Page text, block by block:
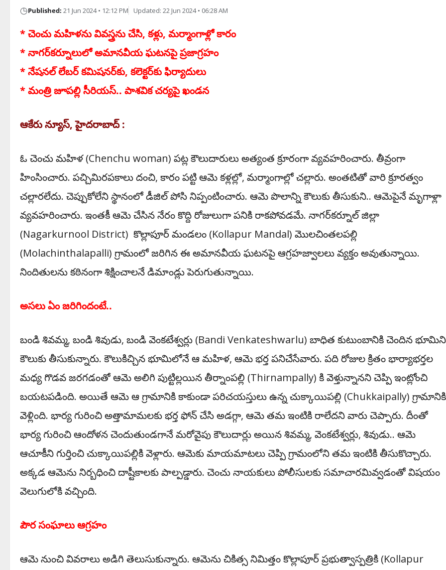
◷Published: 21 Jun 2024 • 12:12 PM Updated: 22 Jun 2024 • 06:28 AM
* చెంచు మ‌హిళ‌ను వివ‌స్త్రను చేసి, క‌ళ్లు, మ‌ర్మాంగాళ్లో కారం
* నాగ‌ర్‌క‌ర్నూలులో అమాన‌వీయ ఘ‌ట‌న‌పై ప్ర‌జాగ్ర‌హం
* నేష‌న‌ల్ లేబ‌ర్ క‌మిష‌న‌ర్‌కు, క‌లెక్ట‌ర్‌కు ఫిర్యాదులు
* మంత్రి జూప‌ల్లి సీరియ‌స్‌.. పాశ‌విక చ‌ర్య‌పై ఖండ‌న‌
ఆకేరు న్యూస్‌, హైద‌రాబాద్ :
ఓ చెంచు మహిళ (Chenchu woman) ప‌ట్ల కౌలుదారులు అత్యంత క్రూరంగా వ్య‌వ‌హ‌రించారు. తీవ్రంగా
హింసించారు. ప‌చ్చిమిర‌ప‌కాలు దంచి, కారం ప‌ట్టి ఆమె క‌ళ్ల‌ల్లో, మ‌ర్మాంగాల్లో చ‌ల్లారు. అంత‌టితో వారి క్రూర‌త్వం
చ‌ల్లార‌లేదు. చెప్పుకోలేని స్థానంలో డీజిల్ పోసి నిప్పంటించారు. ఆమె పొలాన్ని కౌలుకు తీసుకుని.. ఆమెపైనే మృగాళ్లా
వ్య‌వ‌హ‌రించారు. ఇంత‌కీ ఆమె చేసిన నేరం కొద్ది రోజులుగా ప‌నికి రాక‌పోవ‌డ‌మే. నాగర్‌కర్నూల్‌ జిల్లా
(Nagarkurnool District) కొల్లాపూర్‌ మండలం (Kollapur Mandal) మొలచింతలపల్లి
(Molachinthalapalli) గ్రామంలో జ‌రిగిన ఈ అమాన‌వీయ ఘ‌ట‌న‌పై ఆగ్ర‌హ‌జ్వాల‌లు వ్య‌క్తం అవుతున్నాయి.
నిందితుల‌ను క‌ఠినంగా శిక్షించాల‌నే డిమాండ్లు పెరుగుతున్నాయి.
అస‌లు ఏం జ‌రిగిందంటే..
బండి శివమ్మ, బండి శివుడు, బండి వెంకటేశ్వర్లు (Bandi Venkateshwarlu) బాధిత కుటుంబానికి చెందిన భూమిని
కౌలుకు తీసుకున్నారు. కౌలుకిచ్చిన భూమిలోనే ఆ మ‌హిళ‌, ఆమె భర్త ప‌నిచేసేవారు. పది రోజుల క్రితం భార్యాభర్తల
మధ్య గొడవ జరగడంతో ఆమె అలిగి పుట్టిల్లయిన తీర్నాంపల్లి (Thirnampally) కి వెళ్తున్నానని చెప్పి ఇంట్లోంచి
బయటపడింది. అయితే ఆమె ఆ గ్రామానికి కాకుండా పరిచయస్తులు ఉన్న చుక్కాయిపల్లి (Chukkaipally) గ్రామానికి
వెళ్లింది. భార్య గురించి అత్తామామలకు భర్త ఫోన్‌ చేసి అడగ్గా, ఆమె తమ ఇంటికి రాలేదని వారు చెప్పారు. దీంతో
భార్య గురించి ఆందోళన చెందుతుండగానే మరోవైపు కౌలుదార్లు అయిన శివమ్మ, వెంకటేశ్వర్లు, శివుడు.. ఆమె
ఆచూకీని గుర్తించి చుక్కాయిపల్లికి వెళ్లారు. ఆమెకు మాయమాటలు చెప్పి గ్రామంలోని తమ ఇంటికి తీసుకొచ్చారు.
అక్కడ ఆమెను నిర్బధించి దాష్టీకాలకు పాల్పడ్డారు. చెంచు నాయకులు పోలీసులకు సమాచారమివ్వడంతో విష‌యం
వెలుగులోకి వ‌చ్చింది.
పౌర సంఘాలు ఆగ్ర‌హం
ఆమె నుంచి వివరాలు అడిగి తెలుసుకున్నారు. ఆమెను చికిత్స నిమిత్తం కొల్లాపూర్‌ ప్రభుత్వాస్పత్రికి (Kollapur